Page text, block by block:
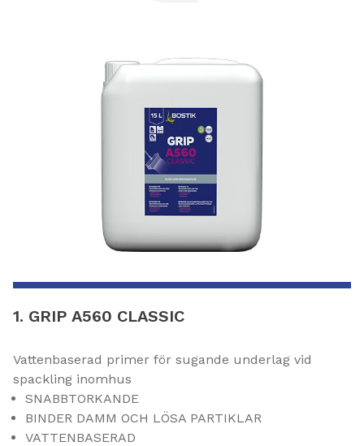
1. GRIP A560 CLASSIC
Vattenbaserad primer för sugande underlag vid
spackling inomhus
SNABBTORKANDE
BINDER DAMM OCH LÖSA PARTIKLAR
VATTENBASERAD